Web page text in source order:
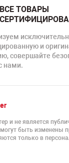
ВСЕ ТОВАРЫ
и
совершайте
нами.
и не является
быть
только в